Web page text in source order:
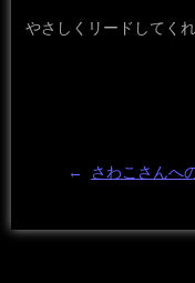
やさしくリードしてくれ
← さわこさんへ